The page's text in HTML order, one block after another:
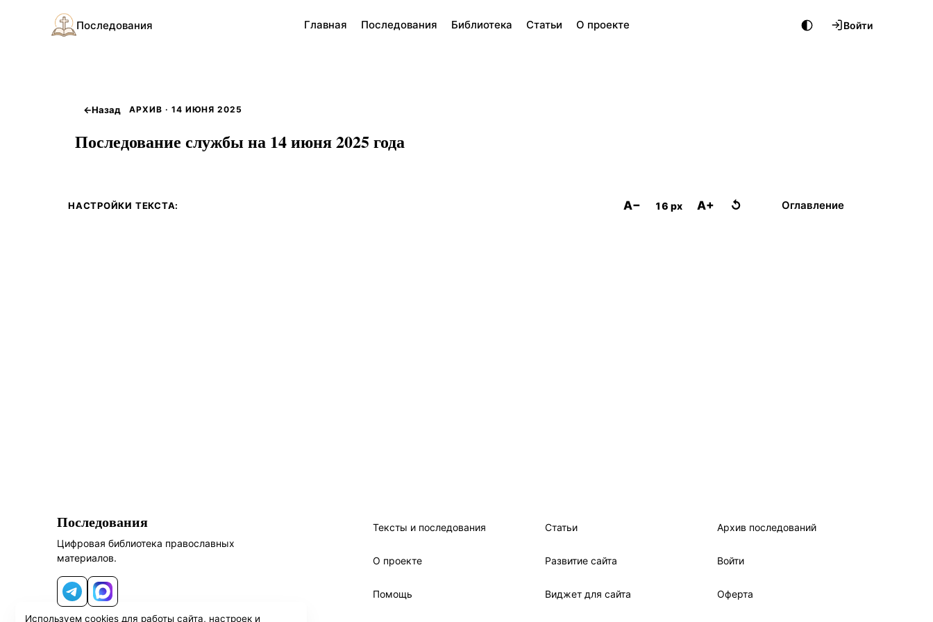
Последования Главная Последования Библиотека Статьи О проекте Войти
←Назад АРХИВ · 14 ИЮНЯ 2025
Последование службы на 14 июня 2025 года
НАСТРОЙКИ ТЕКСТА: A− 16 px A+ ↺ Оглавление
Последования
Цифровая библиотека православных
материалов.
Telegram
MAX
Тексты и последования Статьи Архив последований
О проекте Развитие сайта Войти
Помощь Виджет для сайта Оферта
Используем cookies для работы сайта, настроек и